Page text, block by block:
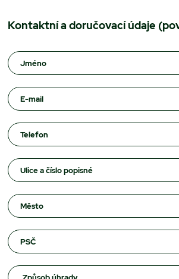
Kontaktní a doručovací údaje